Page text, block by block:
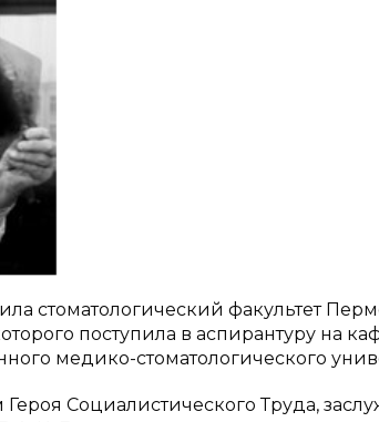
стоматологический факультет
поступила в аспирантуру на
медико-стоматологического
Героя Социалистического Труда,